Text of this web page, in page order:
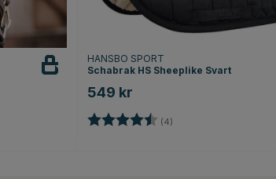
HANSBO SPORT
Schabrak HS Sheeplike Svart
549 kr
Betyg: (4)